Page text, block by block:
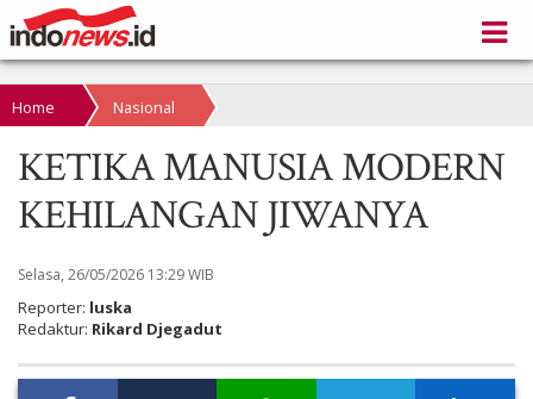
Home Nasional
KETIKA MANUSIA MODERN
KEHILANGAN JIWANYA
Selasa, 26/05/2026 13:29 WIB
Reporter: luska
Redaktur: Rikard Djegadut